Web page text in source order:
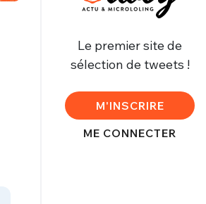
Le premier site de
sélection de tweets !
M'INSCRIRE
ME CONNECTER